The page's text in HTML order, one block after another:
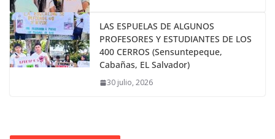
LAS ESPUELAS DE ALGUNOS
PROFESORES Y ESTUDIANTES DE LOS
400 CERROS (Sensuntepeque,
Cabañas, EL Salvador)
30 julio, 2026